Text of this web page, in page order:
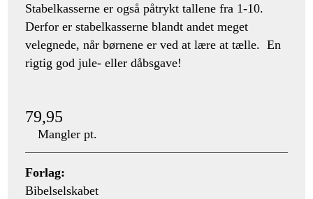
Stabelkasserne er også påtrykt tallene fra 1-10.
Derfor er stabelkasserne blandt andet meget
velegnede, når børnene er ved at lære at tælle. En
rigtig god jule- eller dåbsgave!
79,95
Mangler pt.
Forlag:
Bibelselskabet